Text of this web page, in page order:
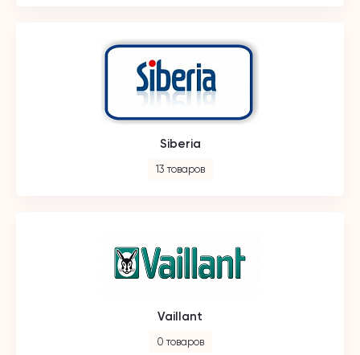
Siberia
13 товаров
Vaillant
0 товаров